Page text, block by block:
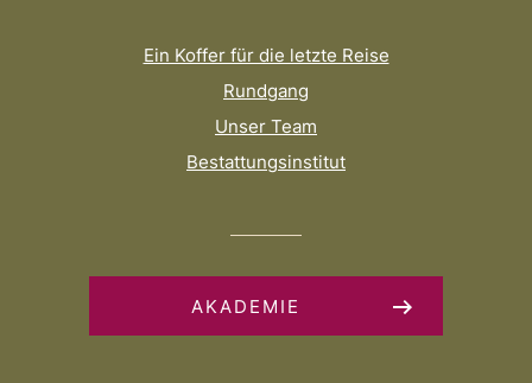
Ein Koffer für die letzte Reise
Rundgang
Unser Team
Bestattungsinstitut
AKADEMIE